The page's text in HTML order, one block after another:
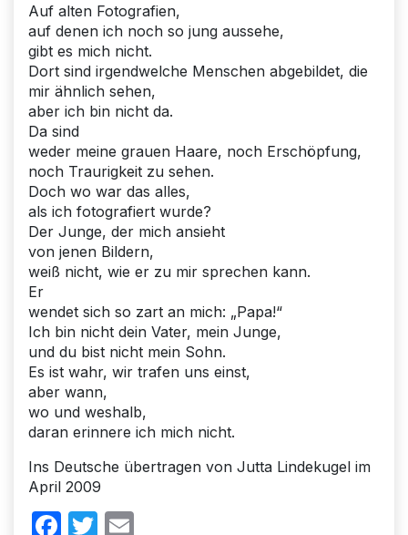
Auf alten Fotografien,
auf denen ich noch so jung aussehe,
gibt es mich nicht.
Dort sind irgendwelche Menschen abgebildet, die
mir ähnlich sehen,
aber ich bin nicht da.
Da sind
weder meine grauen Haare, noch Erschöpfung,
noch Traurigkeit zu sehen.
Doch wo war das alles,
als ich fotografiert wurde?
Der Junge, der mich ansieht
von jenen Bildern,
weiß nicht, wie er zu mir sprechen kann.
Er
wendet sich so zart an mich: „Papa!“
Ich bin nicht dein Vater, mein Junge,
und du bist nicht mein Sohn.
Es ist wahr, wir trafen uns einst,
aber wann,
wo und weshalb,
daran erinnere ich mich nicht.
Ins Deutsche übertragen von Jutta Lindekugel im
April 2009
Facebook
Twitter